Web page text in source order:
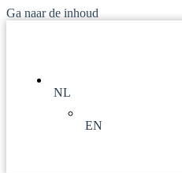
Ga naar de inhoud
NL
EN